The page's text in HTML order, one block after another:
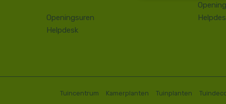
Openingsuren
Helpdesk
Tuincentrum Kamerplanten Tuinplanten